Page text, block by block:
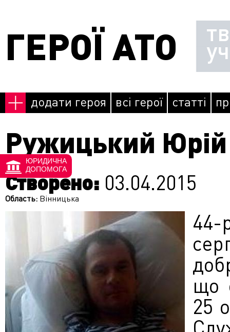
ГЕРОЇ АТО
додати героя всі герої статті
Ружицький Юрій
Створено: 03.04.2015
Область: Вінницька
що
25
ЮРИДИЧНА
ДОПОМОГА